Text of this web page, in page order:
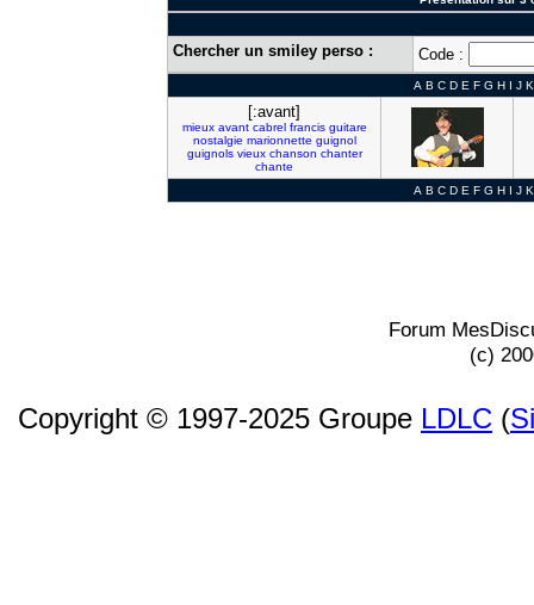
Chercher un smiley perso : Code :
A B C D E F G H I J K
[:avant]
mieux avant cabrel francis guitare
nostalgie marionnette guignol
guignols vieux chanson chanter
chante
A B C D E F G H I J K
Forum
(c)
Copyright © 1997-2025 Groupe LDLC (